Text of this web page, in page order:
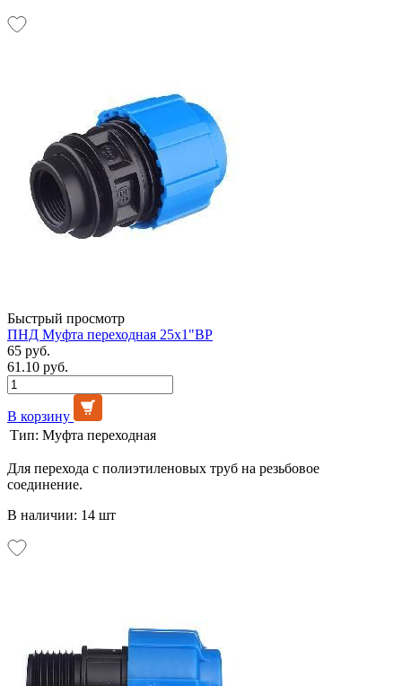
Быстрый просмотр
ПНД Муфта переходная 25х1"ВР
65 руб.
61.10 руб.
В корзину
Тип: Муфта переходная
Для перехода с полиэтиленовых труб на резьбовое
соединение.
В наличии: 14 шт